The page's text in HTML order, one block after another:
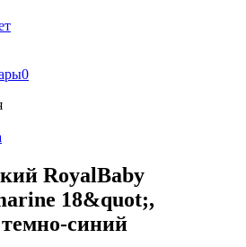
0
RoyalBaby
18&quot;,
синий